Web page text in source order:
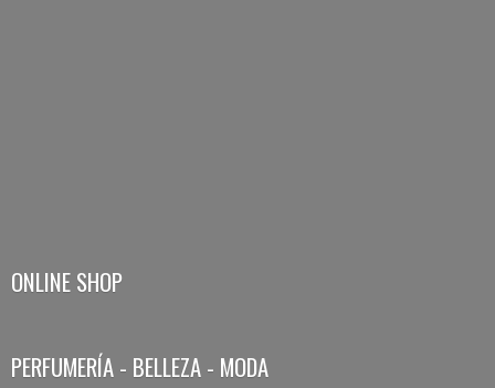
ONLINE SHOP
PERFUMERÍA - BELLEZA - MODA